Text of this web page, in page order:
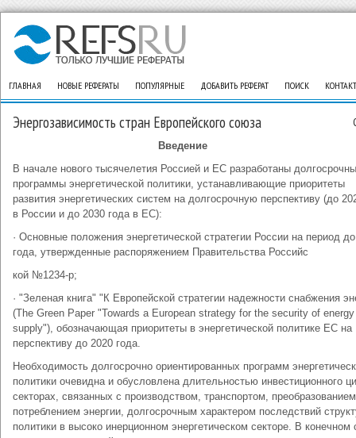
ГЛАВНАЯ НОВЫЕ РЕФЕРАТЫ ПОПУЛЯРНЫЕ ДОБАВИТЬ РЕФЕРАТ ПОИСК
Энергозависимость стран Европейского союза
Введение
В начале нового тысячелетия Россией и ЕС разработаны
программы энергетической политики, устанавливающие приоритеты
развития энергетических систем на долгосрочную перспективу (до
в России и до 2030 года в ЕС):
· Основные положения энергетической стратегии России на период
года, утвержденные распоряжением Правительства Российс
кой №1234-р;
· "Зеленая книга" "К Европейской стратегии надежности снабжения
(The Green Paper "Towards a European strategy for the security of energy
supply"), обозначающая приоритеты в энергетической политике ЕС на
перспективу до 2020 года.
Необходимость долгосрочно ориентированных программ
политики очевидна и обусловлена длительностью инвестиционного
секторах, связанных с производством, транспортом,
потреблением энергии, долгосрочным характером последствий
политики в высоко инерционном энергетическом секторе. В конечном